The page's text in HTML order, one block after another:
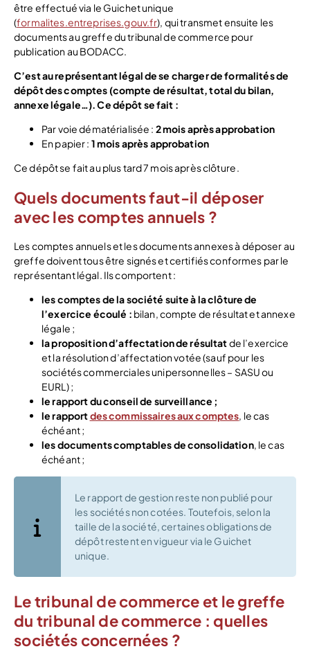
être effectué via le Guichet unique
(formalites.entreprises.gouv.fr), qui transmet ensuite les
documents au greffe du tribunal de commerce pour
publication au BODACC.
C’est au représentant légal de se charger de formalités de
dépôt des comptes (compte de résultat, total du bilan,
annexe légale…). Ce dépôt se fait :
Par voie dématérialisée : 2 mois après approbation
En papier : 1 mois après approbation
Ce dépôt se fait au plus tard 7 mois après clôture .
Quels documents faut-il déposer
avec les comptes annuels ?
Les comptes annuels et les documents annexes à déposer au
greffe doivent tous être signés et certifiés conformes par le
représentant légal. Ils comportent :
les comptes de la société suite à la clôture de
l’exercice écoulé : bilan, compte de résultat et annexe
légale ;
la proposition d’affectation de résultatde l’exercice
et la résolution d’affectation votée (sauf pour les
sociétés commerciales unipersonnelles – SASU ou
EURL) ;
le rapport du conseil de surveillance ;
le rapportdes commissaires aux comptes, le cas
échéant ;
les documents comptables de consolidation, le cas
échéant ;
Le rapport de gestion reste non publié pour
les sociétés non cotées. Toutefois, selon la
taille de la société, certaines obligations de
dépôt restent en vigueur via le Guichet
unique.
Le tribunal de commerce et le greffe
du tribunal de commerce : quelles
sociétés concernées ?